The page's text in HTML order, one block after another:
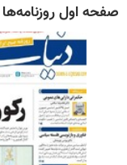
صفحه اول روزنامه‌ها